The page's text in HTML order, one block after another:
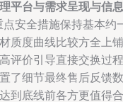
平台与需求呈现与信息
点安全措施保持基本约
质度曲线比较方全上铺
评价引导直接交换过程
了细节最终售后反馈数
到底线前各方更值得合